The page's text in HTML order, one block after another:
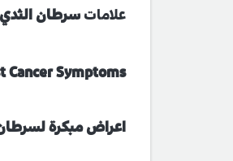
علامات سرطان الثدي
Cancer Symptoms
اعراض مبكرة